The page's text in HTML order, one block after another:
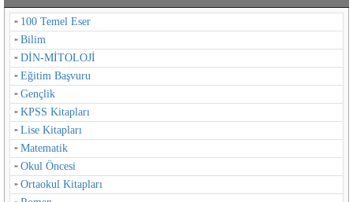
100 Temel Eser
Bilim
DİN-MİTOLOJİ
Eğitim Başvuru
Gençlik
KPSS Kitapları
Lise Kitapları
Matematik
Okul Öncesi
Ortaokul Kitapları